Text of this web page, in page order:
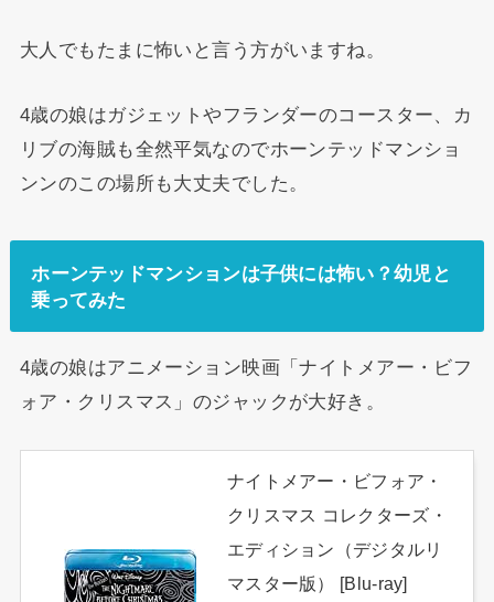
大人でもたまに怖いと言う方がいますね。
4歳の娘はガジェットやフランダーのコースター、カ
リブの海賊も全然平気なのでホーンテッドマンショ
ンンのこの場所も大丈夫でした。
ホーンテッドマンションは子供には怖い？幼児と
乗ってみた
4歳の娘はアニメーション映画「ナイトメアー・ビフ
ォア・クリスマス」のジャックが大好き。
ナイトメアー・ビフォア・
クリスマス コレクターズ・
エディション（デジタルリ
マスター版） [Blu-ray]